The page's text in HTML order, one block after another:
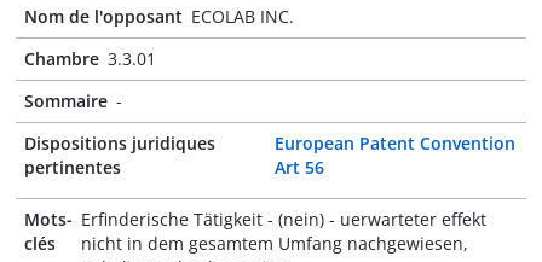
Nom de l'opposant ECOLAB INC.
Chambre 3.3.01
Sommaire -
Dispositions juridiques
pertinentes
European Patent Convention
Art 56
Mots-
clés
Erfinderische Tätigkeit - (nein) - uerwarteter effekt
nicht in dem gesamtem Umfang nachgewiesen,